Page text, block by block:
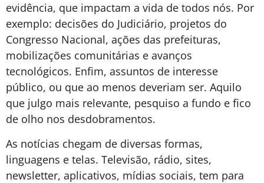
evidência, que impactam a vida de todos nós. Por
exemplo: decisões do Judiciário, projetos do
Congresso Nacional, ações das prefeituras,
mobilizações comunitárias e avanços
tecnológicos. Enfim, assuntos de interesse
público, ou que ao menos deveriam ser. Aquilo
que julgo mais relevante, pesquiso a fundo e fico
de olho nos desdobramentos.
As notícias chegam de diversas formas,
linguagens e telas. Televisão, rádio, sites,
newsletter, aplicativos, mídias sociais, tem para